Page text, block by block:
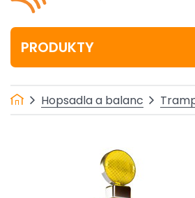
PRODUKTY
Hopsadla a balanc